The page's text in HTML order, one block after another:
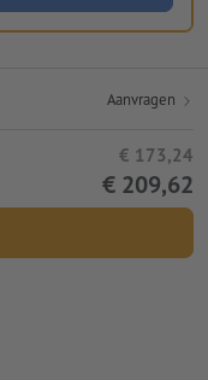
Aanvragen
€ 173,24
€ 209,62